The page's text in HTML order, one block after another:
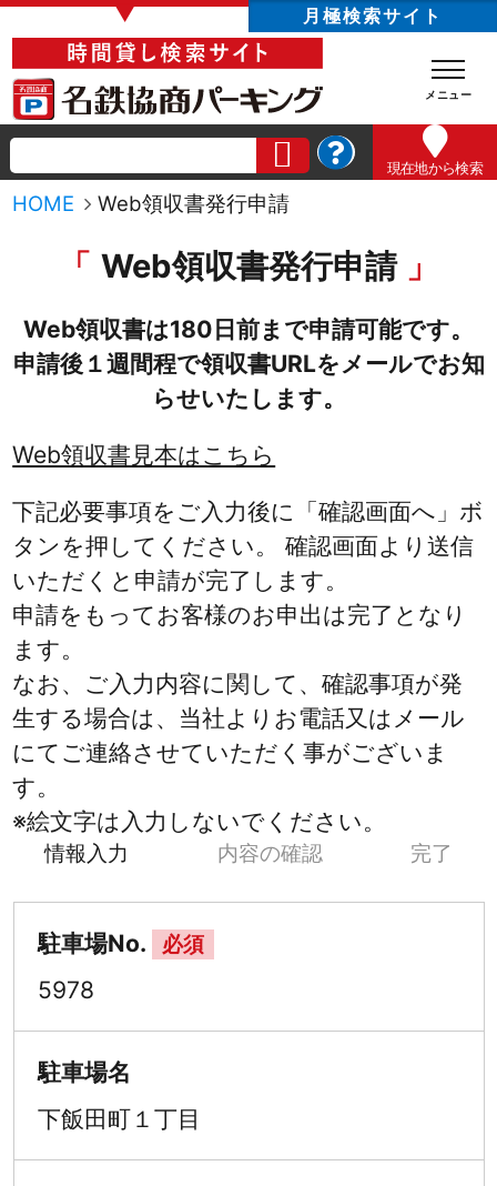
▼ 月極検索サイト
現在地から検索
HOME Web領収書発行申請
Web領収書発行申請
Web領収書は180日前まで申請可能です。
申請後１週間程で領収書URLをメールでお知
らせいたします。
Web領収書見本はこちら
下記必要事項をご入力後に「確認画面へ」ボ
タンを押してください。 確認画面より送信
いただくと申請が完了します。
申請をもってお客様のお申出は完了となり
ます。
なお、ご入力内容に関して、確認事項が発
生する場合は、当社よりお電話又はメール
にてご連絡させていただく事がございま
す。
※絵文字は入力しないでください。
情報入力 内容の確認 完了
駐車場No. 必須
5978
駐車場名
下飯田町１丁目